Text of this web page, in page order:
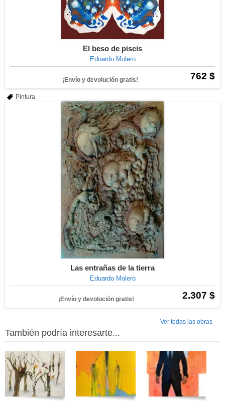
El beso de piscis
Eduardo Molero
762 $
¡Envío y devolución gratis!
Pintura
Las entrañas de la tierra
Eduardo Molero
2.307 $
¡Envío y devolución gratis!
Ver todas las obras
También podría interesarte...